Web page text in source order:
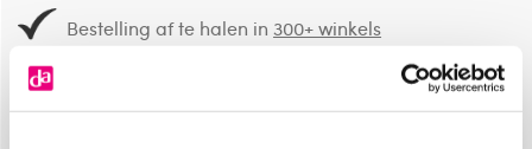
Bestelling af te halen in300+ winkels